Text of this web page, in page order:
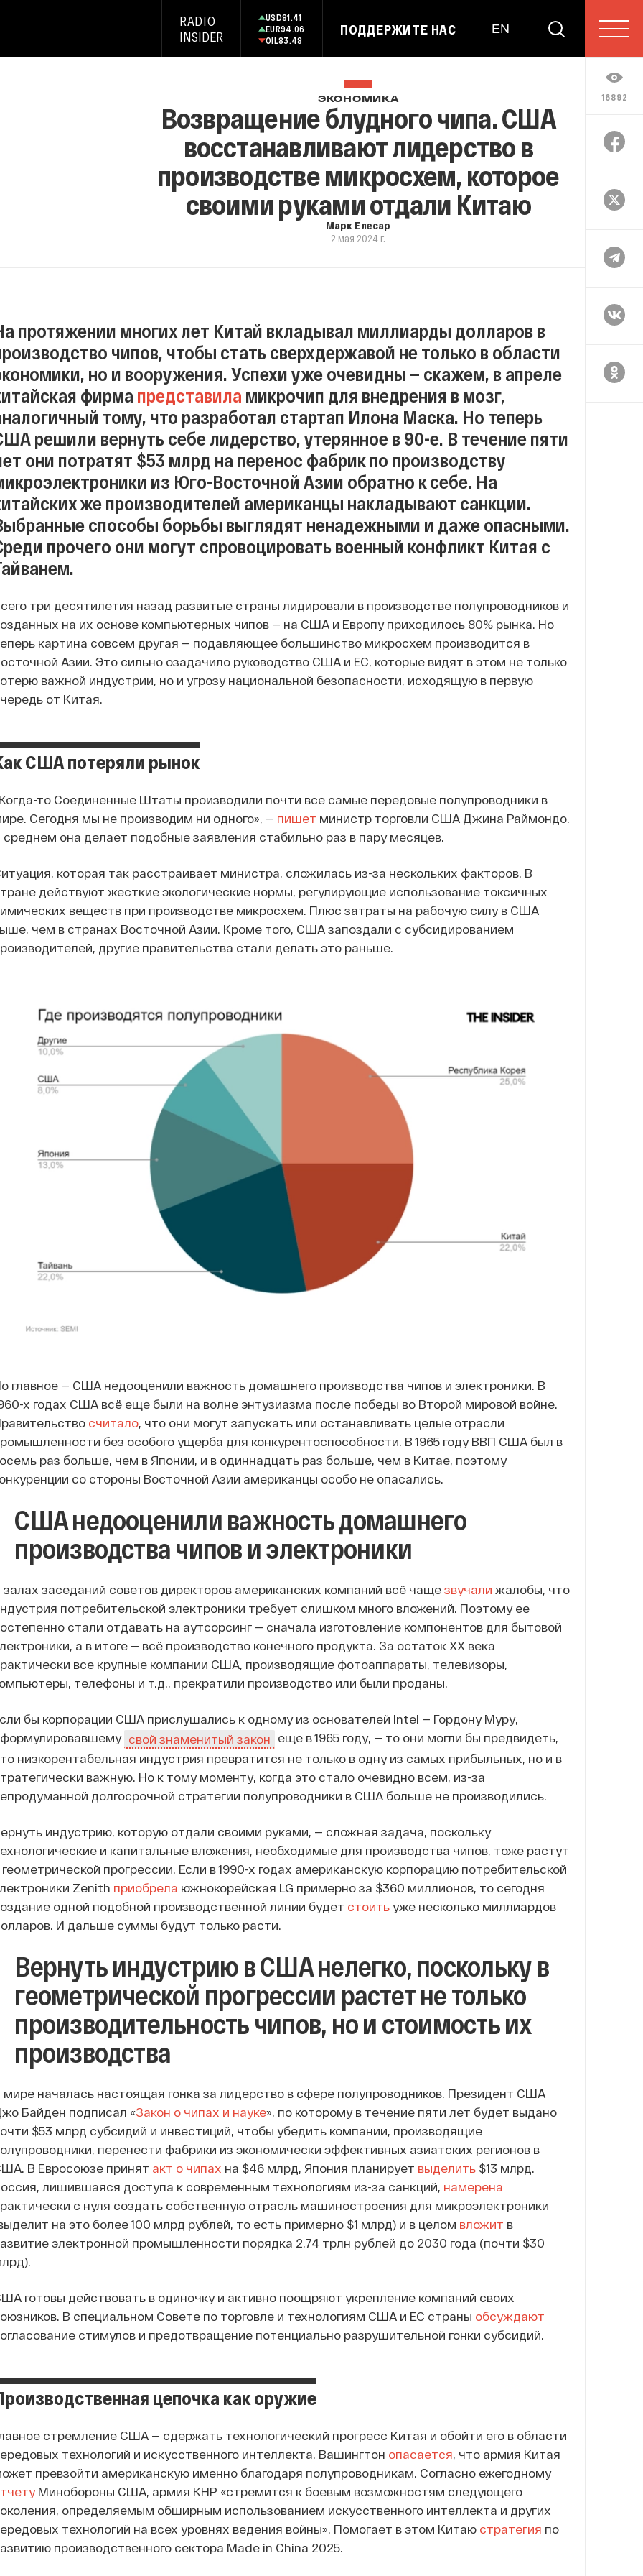
RADIO
INSIDER
USD81.41
EUR94.06
OIL83.48
ПОДДЕРЖИТЕ НАС EN
16892
ЭКОНОМИКА
Возвращение блудного чипа. США
восстанавливают лидерство в
производстве микросхем, которое
своими руками отдали Китаю
Марк Елесар
2 мая 2024 г.
протяжении многих лет Китай вкладывал миллиарды долларов в
чипов, чтобы стать сверхдержавой не только в области
но и вооружения. Успехи уже очевидны — скажем, в апреле
фирма представила микрочип для внедрения в мозг,
тому, что разработал стартап Илона Маска. Но теперь
решили вернуть себе лидерство, утерянное в 90-е. В течение пяти
они потратят $53 млрд на перенос фабрик по производству
из Юго-Восточной Азии обратно к себе. На
же производителей американцы накладывают санкции.
способы борьбы выглядят ненадежными и даже опасными.
прочего они могут спровоцировать военный конфликт Китая с
три десятилетия назад развитые страны лидировали в производстве полупроводников и
на их основе компьютерных чипов — на США и Европу приходилось 80% рынка. Но
картина совсем другая — подавляющее большинство микросхем производится в
Азии. Это сильно озадачило руководство США и ЕС, которые видят в этом не только
важной индустрии, но и угрозу национальной безопасности, исходящую в первую
от Китая.
США потеряли рынок
то Соединенные Штаты производили почти все самые передовые полупроводники в
Сегодня мы не производим ни одного», — пишет министр торговли США Джина Раймондо.
среднем она делает подобные заявления стабильно раз в пару месяцев.
которая так расстраивает министра, сложилась из-за нескольких факторов. В
действуют жесткие экологические нормы, регулирующие использование токсичных
веществ при производстве микросхем. Плюс затраты на рабочую силу в США
чем в странах Восточной Азии. Кроме того, США запоздали с субсидированием
другие правительства стали делать это раньше.
главное — США недооценили важность домашнего производства чипов и электроники. В
х годах США всё еще были на волне энтузиазма после победы во Второй мировой войне.
считало, что они могут запускать или останавливать целые отрасли
без особого ущерба для конкурентоспособности. В 1965 году ВВП США был в
раз больше, чем в Японии, и в одиннадцать раз больше, чем в Китае, поэтому
со стороны Восточной Азии американцы особо не опасались.
США недооценили важность домашнего
производства чипов и электроники
залах заседаний советов директоров американских компаний всё чащезвучалижалобы, что
потребительской электроники требует слишком много вложений. Поэтому ее
стали отдавать на аутсорсинг — сначала изготовление компонентов для бытовой
а в итоге — всё производство конечного продукта. За остаток ХХ века
все крупные компании США, производящие фотоаппараты, телевизоры,
телефоны и т.д., прекратили производство или были проданы.
бы корпорации США прислушались к одному из основателей Intel — Гордону Муру,
свой знаменитый закон еще в 1965 году, — то они могли бы предвидеть,
низкорентабельная индустрия превратится не только в одну из самых прибыльных, но и в
важную. Но к тому моменту, когда это стало очевидно всем, из-за
долгосрочной стратегии полупроводники в США больше не производились.
индустрию, которую отдали своими руками, — сложная задача, поскольку
и капитальные вложения, необходимые для производства чипов, тоже растут
геометрической прогрессии. Если в 1990-х годах американскую корпорацию потребительской
Zenith приобрела южнокорейская LG примерно за $360 миллионов, то сегодня
одной подобной производственной линии будет стоить уже несколько миллиардов
И дальше суммы будут только расти.
Вернуть индустрию в США нелегко, поскольку в
геометрической прогрессии растет не только
производительность чипов, но и стоимость их
производства
мире началась настоящая гонка за лидерство в сфере полупроводников. Президент США
Байден подписал «Закон о чипах и науке», по которому в течение пяти лет будет выдано
$53 млрд субсидий и инвестиций, чтобы убедить компании, производящие
перенести фабрики из экономически эффективных азиатских регионов в
В Евросоюзе принят акт о чипах на $46 млрд, Япония планирует выделить $13 млрд.
лишившаяся доступа к современным технологиям из-за санкций, намерена
с нуля создать собственную отрасль машиностроения для микроэлектроники
на это более 100 млрд рублей, то есть примерно $1 млрд) и в целом вложит в
электронной промышленности порядка 2,74 трлн рублей до 2030 года (почти $30
готовы действовать в одиночку и активно поощряют укрепление компаний своих
В специальном Совете по торговле и технологиям США и ЕС страны обсуждают
стимулов и предотвращение потенциально разрушительной гонки субсидий.
цепочка как оружие
стремление США — сдержать технологический прогресс Китая и обойти его в области
технологий и искусственного интеллекта. Вашингтон опасается , что армия Китая
превзойти американскую именно благодаря полупроводникам. Согласно ежегодному
Минобороны США, армия КНР «стремится к боевым возможностям следующего
определяемым обширным использованием искусственного интеллекта и других
технологий на всех уровнях ведения войны». Помогает в этом Китаю стратегия по
производственного сектора Made in China 2025.